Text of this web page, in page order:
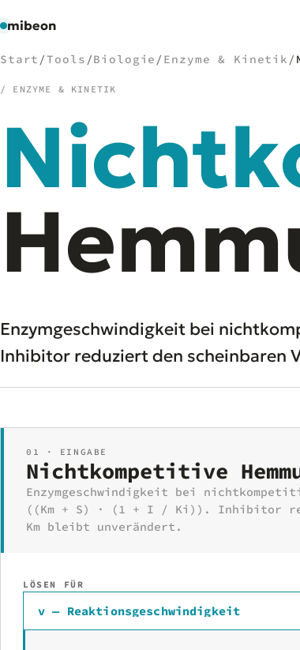
mibeon
/NAVIGATION
Start
MB
04Leistungen
05Docs
Tools
Start /Tools /Biologie / Enzyme & Kinetik /
/ ENZYME & KINETIK
Enzymgeschwindigkeit bei
Inhibitor reduziert den scheinbaren
01 · EINGABE
Nichtkompetitive
Enzymgeschwindigkeit bei
((Km + S) · (1 + I / Ki)). Inhibitor
Km bleibt unverändert.
LÖSEN FÜR
v — Reaktionsgeschwindigkeit